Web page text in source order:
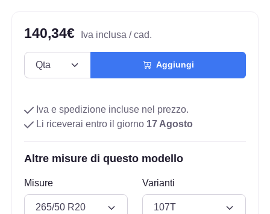
140,34€ Iva inclusa / cad.
Aggiungi
Iva e spedizione incluse nel prezzo.
Li riceverai entro il giorno 17 Agosto
Altre misure di questo modello
Misure Varianti